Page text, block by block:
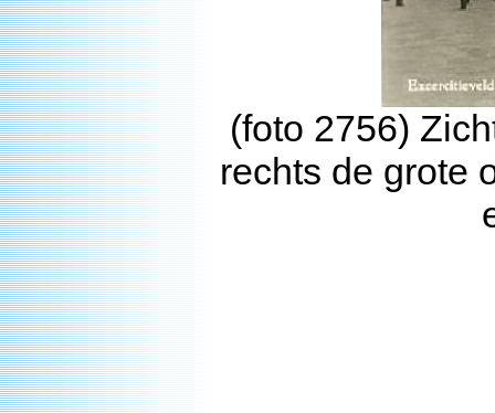
(foto 2756)
rechts de grote